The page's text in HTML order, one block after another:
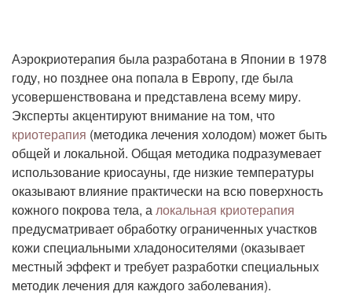
Аэрокриотерапия была разработана в Японии в 1978
году, но позднее она попала в Европу, где была
усовершенствована и представлена всему миру.
Эксперты акцентируют внимание на том, что
криотерапия (методика лечения холодом) может быть
общей и локальной. Общая методика подразумевает
использование криосауны, где низкие температуры
оказывают влияние практически на всю поверхность
кожного покрова тела, а локальная криотерапия
предусматривает обработку ограниченных участков
кожи специальными хладоносителями (оказывает
местный эффект и требует разработки специальных
методик лечения для каждого заболевания).